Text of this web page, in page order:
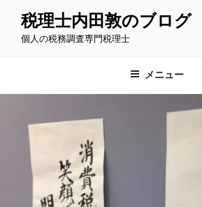
税理士内田敦のブログ
個人の税務調査専門税理士
メニュー